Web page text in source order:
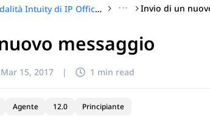
Utilizzo della modalità Intuity di IP Office Embedded Voicemail ··· Invio di un
messaggio
Mar 15, 2017 | 1 min read
Agente 12.0 Principiante